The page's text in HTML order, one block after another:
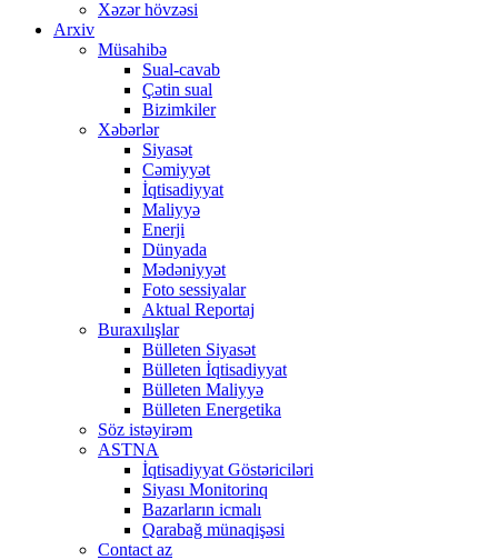
Xəzər hövzəsi
Arxiv
Müsahibə
Sual-cavab
Çətin sual
Bizimkiler
Xəbərlər
Siyasət
Cəmiyyət
İqtisadiyyat
Maliyyə
Enerji
Dünyada
Mədəniyyət
Foto sessiyalar
Aktual Reportaj
Buraxılışlar
Bülleten Siyasət
Bülleten İqtisadiyyat
Bülleten Maliyyə
Bülleten Energetika
Söz istəyirəm
ASTNA
İqtisadiyyat Göstəriciləri
Siyası Monitorinq
Bazarların icmalı
Qarabağ münaqişəsi
Contact az